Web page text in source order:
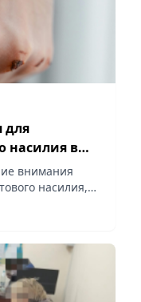
для
насилия в
внимания
насилия,